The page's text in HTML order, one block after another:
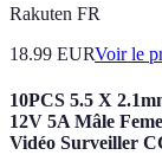
Rakuten FR
18.99 EURVoir le
10PCS 5.5 X
12V 5A Mâle
Vidéo Surveiller